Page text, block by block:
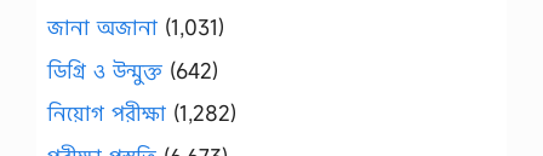
জানা অজানা (1,031)
ডিগ্রি ও উন্মুক্ত (642)
নিয়োগ পরীক্ষা (1,282)